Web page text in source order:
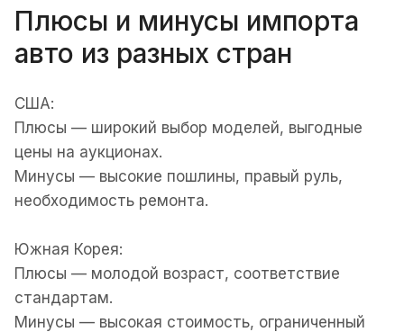
Плюсы и минусы импорта
авто из разных стран
США:
Плюсы — широкий выбор моделей, выгодные
цены на аукционах.
Минусы — высокие пошлины, правый руль,
необходимость ремонта.
Южная Корея:
Плюсы — молодой возраст, соответствие
стандартам.
Минусы — высокая стоимость, ограниченный